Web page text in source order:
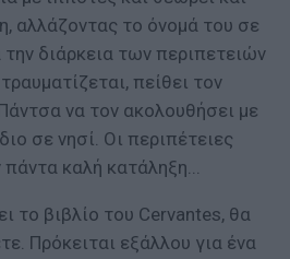
αλλάζοντας το όνομά του σε
διάρκεια των περιπετειών
πείθει τον
να τον ακολουθήσει με
σε νησί. Οι περιπέτειες
καλή κατάληξη...
το βιβλίο του Cervantes, θα
Πρόκειται εξάλλου για ένα